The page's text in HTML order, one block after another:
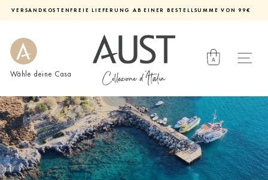
pausieren
VERSANDKOSTENFREIE LIEFERUNG AB EINER BESTELLSUMME VON 99€
Wähle deine Casa